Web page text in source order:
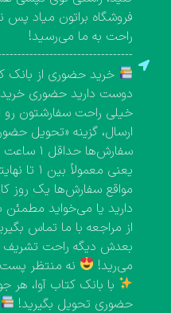
فروشگاه براتون میاد پس
راحت به ما می‌رسید!
خرید حضوری از بانک
دوست دارید حضوری
خیلی راحت سفارشتون
ارسال، گزینه «تحویل
یعنی معمولاً بین ۱ تا نهایتاً ۳ روز کاری. البته خیالتون راحت
مواقع سفارش‌ها یک روز
دارید یا می‌خواید
از مراجعه با ما تماس
بعدش دیگه راحت تشریف
می‌رید!
نه منتظر پست
با بانک کتاب آوا، هر
حضوری تحویل بگیرید!